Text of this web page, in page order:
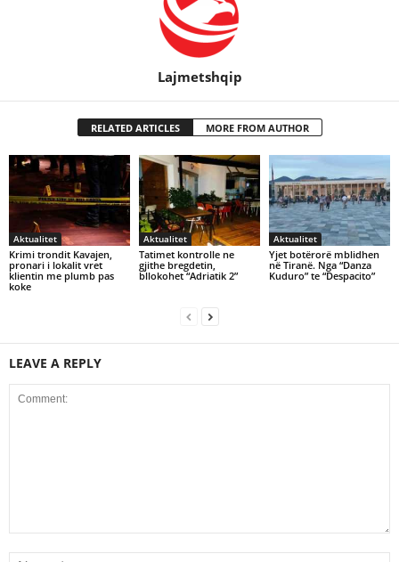
Lajmetshqip
RELATED ARTICLES MORE FROM AUTHOR
Aktualitet
Krimi trondit Kavajen,
pronari i lokalit vret
klientin me plumb pas
koke
Aktualitet
Tatimet kontrolle ne
gjithe bregdetin,
bllokohet “Adriatik 2”
Aktualitet
Yjet botërorë mblidhen
në Tiranë. Nga “Danza
Kuduro” te “Despacito”
LEAVE A REPLY